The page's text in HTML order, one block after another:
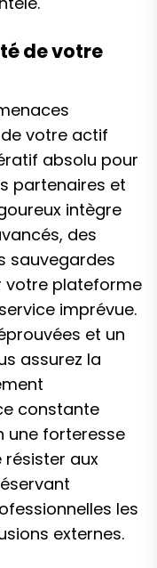
de votre
votre actif
absolu pour
partenaires et
intègre
des
sauvegardes
votre plateforme
imprévue.
et un
assurez la
constante
une forteresse
aux
les
externes.